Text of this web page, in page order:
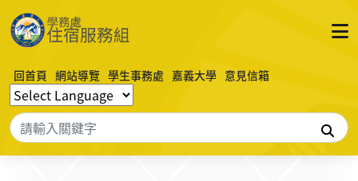
回首頁 網站導覽 學生事務處 嘉義大學 意見信箱
搜尋